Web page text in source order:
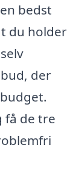
bedst
du holder
der
få de tre